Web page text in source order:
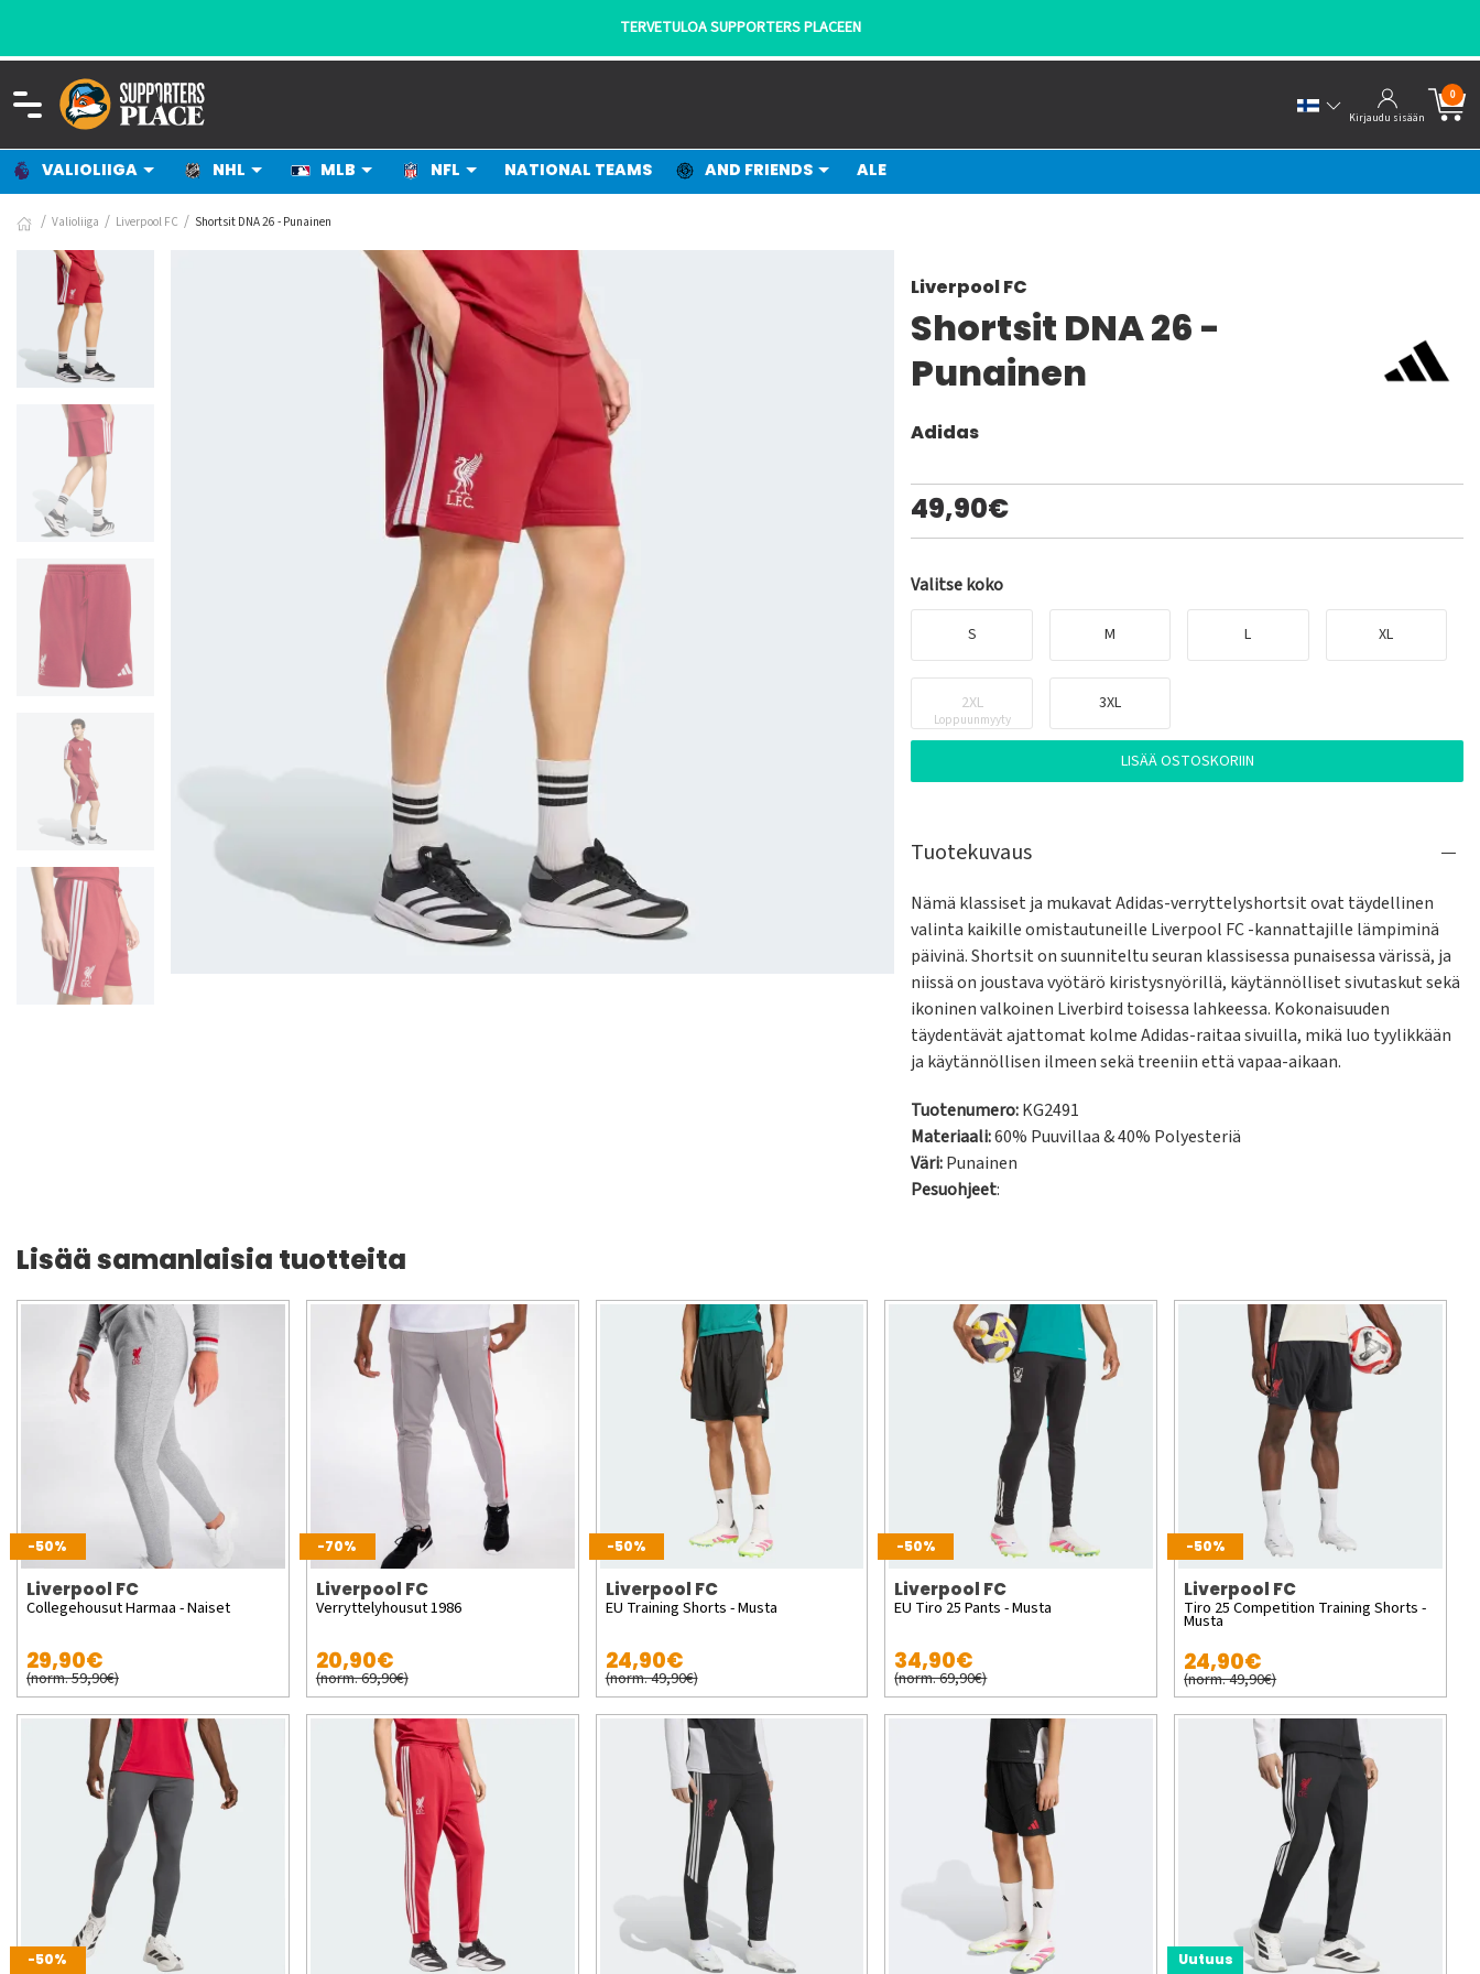
TERVETULOA SUPPORTERS PLACEEN
Kirjaudu sisään
0
VALIOLIIGA NHL MLB NFL NATIONAL TEAMS AND FRIENDS ALE
Valioliiga Liverpool FC Shortsit DNA 26 - Punainen
Liverpool FC
Shortsit DNA 26 -
Punainen
Adidas
49,90€
Valitse koko
S M L XL
2XL
Loppuunmyyty
3XL
LISÄÄ OSTOSKORIIN
Tuotekuvaus
Nämä klassiset ja mukavat Adidas-verryttelyshortsit ovat täydellinen
valinta kaikille omistautuneille Liverpool FC -kannattajille lämpiminä
päivinä. Shortsit on suunniteltu seuran klassisessa punaisessa värissä, ja
niissä on joustava vyötärö kiristysnyörillä, käytännölliset sivutaskut sekä
ikoninen valkoinen Liverbird toisessa lahkeessa. Kokonaisuuden
täydentävät ajattomat kolme Adidas-raitaa sivuilla, mikä luo tyylikkään
ja käytännöllisen ilmeen sekä treeniin että vapaa-aikaan.
Tuotenumero:KG2491
Materiaali:60% Puuvillaa & 40% Polyesteriä
Väri:Punainen
Pesuohjeet:
Lisää samanlaisia tuotteita
-50%
Liverpool FC
Collegehousut Harmaa - Naiset
29,90€
(norm. 59,90€)
-70%
Liverpool FC
Verryttelyhousut 1986
20,90€
(norm. 69,90€)
-50%
Liverpool FC
EU Training Shorts - Musta
24,90€
(norm. 49,90€)
-50%
Liverpool FC
EU Tiro 25 Pants - Musta
34,90€
(norm. 69,90€)
-50%
Liverpool FC
Tiro 25 Competition Training Shorts -
Musta
24,90€
(norm. 49,90€)
-50% Uutuus